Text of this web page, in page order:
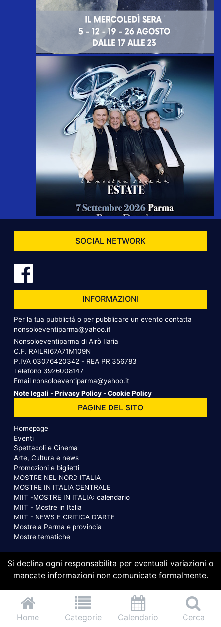
Home Categorie Calendario Cerca
SOCIAL NETWORK
INFORMAZIONI
Per la tua pubblictà o per pubblicare un evento contatta
nonsoloeventiparma@yahoo.it
Nonsoloeventiparma di Airò Ilaria
C.F. RAILRI67A71M109N
P.IVA 03076420342 - REA PR 356783
Telefono 3926008147
Email nonsoloeventiparma@yahoo.it
Note legali -Privacy Policy -Cookie Policy
PAGINE DEL SITO
Homepage
Eventi
Spettacoli e Cinema
Arte, Cultura e news
Promozioni e biglietti
MOSTRE NEL NORD ITALIA
MOSTRE IN ITALIA CENTRALE
MIIT -MOSTRE IN ITALIA: calendario
MIIT - Mostre in Italia
MIIT - NEWS E CRITICA D'ARTE
Mostre a Parma e provincia
Mostre tematiche
Si declina ogni responsabilita per eventuali variazioni o
mancate informazioni non comunicate formalmente.